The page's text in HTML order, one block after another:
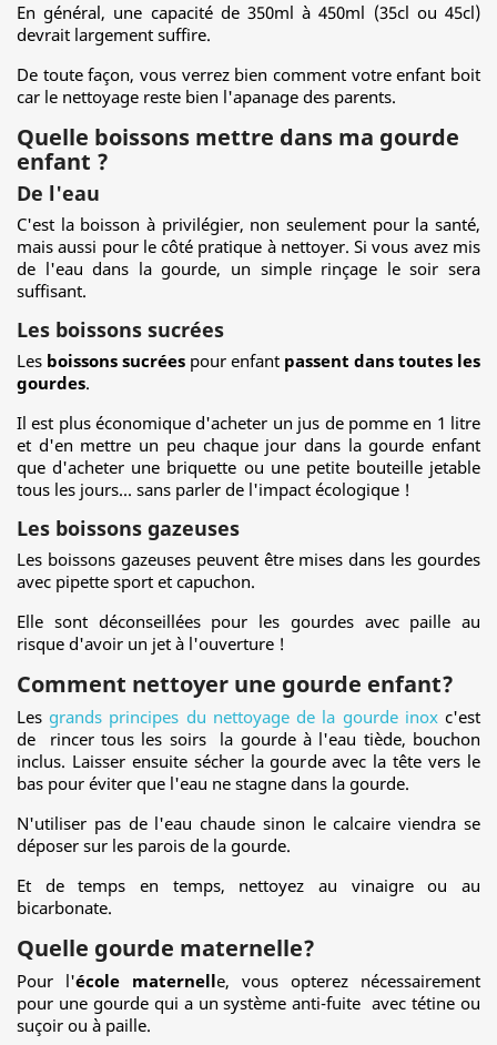
En général, une capacité de 350ml à 450ml (35cl ou 45cl)
devrait largement suffire.
De toute façon, vous verrez bien comment votre enfant boit
car le nettoyage reste bien l'apanage des parents.
Quelle boissons mettre dans ma gourde
enfant ?
De l'eau
C'est la boisson à privilégier, non seulement pour la santé,
mais aussi pour le côté pratique à nettoyer. Si vous avez mis
de l'eau dans la gourde, un simple rinçage le soir sera
suffisant.
Les boissons sucrées
Les boissons sucrées pour enfant passent dans toutes les
gourdes.
Il est plus économique d'acheter un jus de pomme en 1 litre
et d'en mettre un peu chaque jour dans la gourde enfant
que d'acheter une briquette ou une petite bouteille jetable
tous les jours... sans parler de l'impact écologique !
Les boissons gazeuses
Les boissons gazeuses peuvent être mises dans les gourdes
avec pipette sport et capuchon.
Elle sont déconseillées pour les gourdes avec paille au
risque d'avoir un jet à l'ouverture !
Comment nettoyer une gourde enfant?
Les grands principes du nettoyage de la gourde inoxc'est
de rincer tous les soirs la gourde à l'eau tiède, bouchon
inclus. Laisser ensuite sécher la gourde avec la tête vers le
bas pour éviter que l'eau ne stagne dans la gourde.
N'utiliser pas de l'eau chaude sinon le calcaire viendra se
déposer sur les parois de la gourde.
Et de temps en temps, nettoyez au vinaigre ou au
bicarbonate.
Quelle gourde maternelle?
Pour l'école maternelle, vous opterez nécessairement
pour une gourde qui a un système anti-fuite avec tétine ou
suçoir ou à paille.